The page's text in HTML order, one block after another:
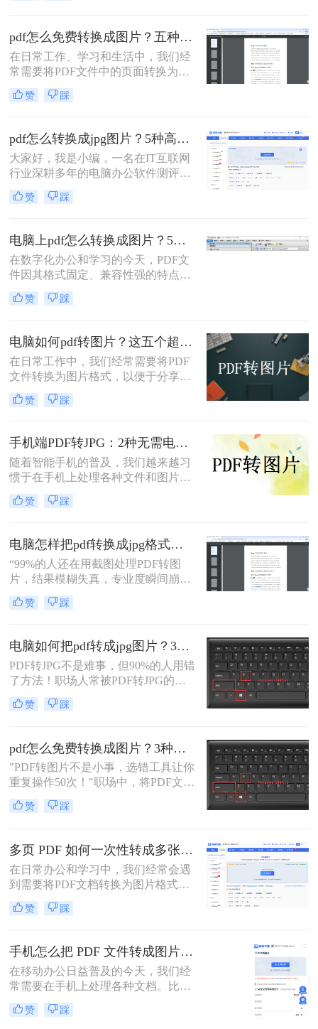
给大家扒一扒免费且高效的PDF转图
片方法，覆盖不同场景需求，看完直
接抄作业！
pdf怎么免费转换成图片？五种高效方法详解，总有一款适合你！
在日常工作、学习和生活中，我们经
常需要将PDF文件中的页面转换为图
片格式（如JPG、PNG）。无论是为
了在演示文稿中插入清晰的图表、在
某些平台只支持图片上传的需求，掌
握PDF转图片的技能都至关重要。然
而，面对网络上琳琅满目的转换工
具，如何选择一款免费、安全且高效
的方法成为了许多人的难题。
赞 踩
pdf怎么转换成jpg图片？5种高效方法详解，告别繁琐操作！
大家好，我是小编，一名在IT互联网
行业深耕多年的电脑办公软件测评博
主。在日常工作中，我经常收到用户
反馈：PDF文件里的图表或文字需要
图、报告展示或资料存档，但转换过
程总是遇到格式错乱、操作复杂或隐
私泄露等问题。今天，我将结合多年
测评经验，为大家详细解析PDF怎么
转换成JPG图片的常用方法，帮助您
精准提取信息，提升工作效率。那么
专业知识和实际案例，确保内容客观
中立，同时自然融入高效工具推荐，
助您轻松应对办公挑战。
赞 踩
电脑上pdf怎么转换成图片？5个常用有效方法，精准高效不踩坑！
在数字化办公和学习的今天，PDF文
件因其格式固定、兼容性强的特点而
广泛应用。但有时我们需要将PDF文
件转换为图片格式，便于在社交媒体
辑。那么电脑上pdf怎么转换成图片
呢？本文将全面介绍五种在电脑上将
PDF转换为图片的高效方法，涵盖专
业软件、在线工具、命令行技巧等不
同解决方案。
赞 踩
电脑如何pdf转图片？这五个超实用的方法一定要试试！
在日常工作中，我们经常需要将PDF
文件转换为图片格式，以便于分享、
编辑或打印。那么电脑如何pdf转图片
呢？本文将为您介绍五种高效的PDF
务。
赞 踩
手机端PDF转JPG：2种无需电脑的快捷操作流程！
随着智能手机的普及，我们越来越习
惯于在手机上处理各种文件和图片。
有时候，我们可能需要将PDF文件中
的图片转换成JPG格式，以便在不同
怎么把pdf图片转换成jpg的文章，希
望对您有所帮助。
赞 踩
电脑怎样把pdf转换成jpg格式的图片？三大高效方法，精准保真一看就会！
“99%的人还在用截图处理PDF转图
片，结果模糊失真，专业度瞬间崩
塌。”作为一名深耕电脑办公软件测
评多年的博主，小编每天都在与各种
办公人群和自媒体创作者而言，将一
份精心制作的PDF报告、产品手册或
设计稿，精准无误地转换为JPG图
片，是嵌入PPT、上传网站或进行二
次编辑的常见刚需。
赞 踩
电脑如何把pdf转成jpg图片？3种高效方法，精准转换不踩坑！
PDF转JPG不是难事，但90%的人用错
了方法！职场人常被PDF转JPG的效
率问题困扰：扫描版文档转图片模
糊、批量处理繁琐、安全隐忧频发。
编，我见过太多人因方法不当浪费时
间。
赞 踩
pdf怎么免费转换成图片？3种高效方法实测！
"PDF转图片不是小事，选错工具让你
重复操作50次！"职场中，将PDF文档
快速转为清晰图片是高频刚需——会
议截图、社交媒体配图、技术文档存
公族曾陷入“转换后模糊不清、手动
调整耗时”的困境。
赞 踩
多页 PDF 如何一次性转成多张图片？高效方法全解析！
在日常办公和学习中，我们经常会遇
到需要将PDF文档转换为图片格式的
情况，比如制作PPT素材、在社交媒
体分享资料，或者在不方便打开PDF
十页甚至上百页的PDF文件时，一页
页截图显然不现实。那么，多页 PDF
如何一次性转成多张图片呢？本文将
为你推荐几种有效的方法，并附带详
细的操作步骤和注意事项。
赞 踩
手机怎么把 PDF 文件转成图片？4种高效方法实测推荐
在移动办公日益普及的今天，我们经
常需要在手机上处理各种文档。比如
收到电子发票、合同或者学习资料是
PDF格式，但对方要求发送JPG图
赞 踩